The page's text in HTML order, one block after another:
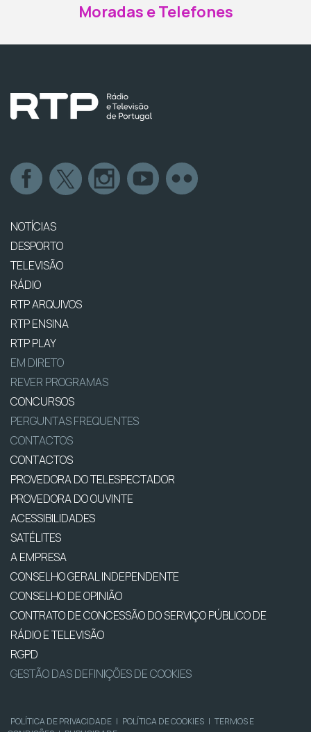
Moradas e Telefones
NOTÍCIAS
DESPORTO
TELEVISÃO
RÁDIO
RTP ARQUIVOS
RTP ENSINA
RTP PLAY
EM DIRETO
REVER PROGRAMAS
CONCURSOS
PERGUNTAS FREQUENTES
CONTACTOS
CONTACTOS
PROVEDORA DO TELESPECTADOR
PROVEDORA DO OUVINTE
ACESSIBILIDADES
SATÉLITES
A EMPRESA
CONSELHO GERAL INDEPENDENTE
CONSELHO DE OPINIÃO
CONTRATO DE CONCESSÃO DO SERVIÇO PÚBLICO DE
RÁDIO E TELEVISÃO
RGPD
GESTÃO DAS DEFINIÇÕES DE COOKIES
POLÍTICA DE PRIVACIDADE | POLÍTICA DE COOKIES | TERMOS E